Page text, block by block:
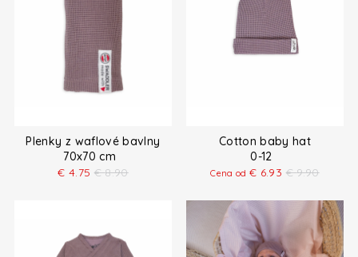
Plenky z waflové bavlny
70x70 cm
€ 4.75 € 8.90
Cotton baby hat
0-12
Cena od€ 6.93 € 9.90